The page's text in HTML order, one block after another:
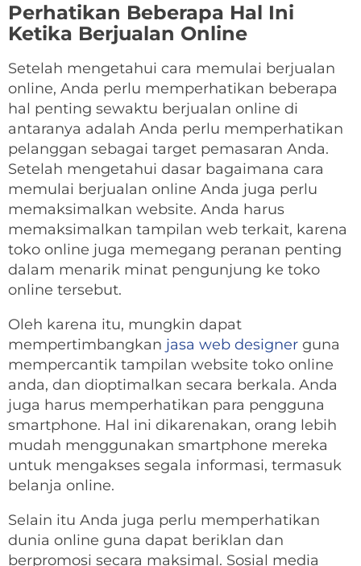
Perhatikan Beberapa Hal Ini
Ketika Berjualan Online
Setelah mengetahui cara memulai berjualan
online, Anda perlu memperhatikan beberapa
hal penting sewaktu berjualan online di
antaranya adalah Anda perlu memperhatikan
pelanggan sebagai target pemasaran Anda.
Setelah mengetahui dasar bagaimana cara
memulai berjualan online Anda juga perlu
memaksimalkan website. Anda harus
memaksimalkan tampilan web terkait, karena
toko online juga memegang peranan penting
dalam menarik minat pengunjung ke toko
online tersebut.
Oleh karena itu, mungkin dapat
mempertimbangkan jasa web designer guna
mempercantik tampilan website toko online
anda, dan dioptimalkan secara berkala. Anda
juga harus memperhatikan para pengguna
smartphone. Hal ini dikarenakan, orang lebih
mudah menggunakan smartphone mereka
untuk mengakses segala informasi, termasuk
belanja online.
Selain itu Anda juga perlu memperhatikan
dunia online guna dapat beriklan dan
berpromosi secara maksimal. Sosial media